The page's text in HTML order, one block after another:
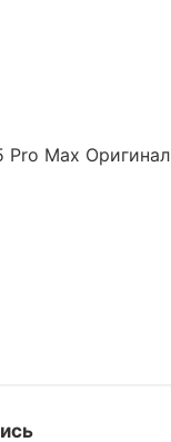
Pro Max Оригинал